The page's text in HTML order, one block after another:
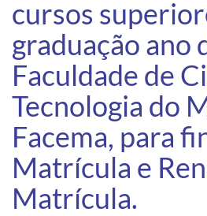
cursos
graduação ano
Faculdade de
Tecnologia do
Facema, para
Matrícula e
Matrícula.